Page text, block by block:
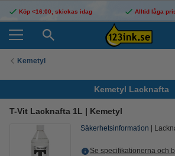
Köp <16:00, skickas idag Alltid låga
Kemetyl
Kemetyl Lacknafta
T-Vit Lacknafta 1L | Kemetyl
Säkerhetsinformation
Se specifikationerna och